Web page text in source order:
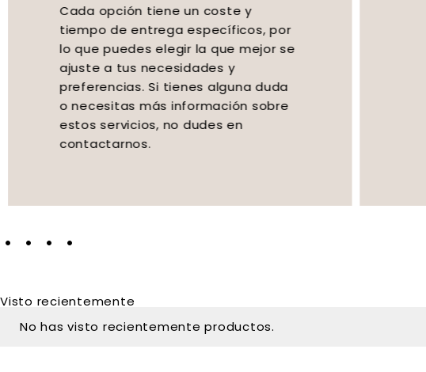
Cada opción tiene un coste y
tiempo de entrega específicos, por
lo que puedes elegir la que mejor se
ajuste a tus necesidades y
preferencias. Si tienes alguna duda
o necesitas más información sobre
estos servicios, no dudes en
contactarnos.
Visto recientemente
No has visto recientemente productos.